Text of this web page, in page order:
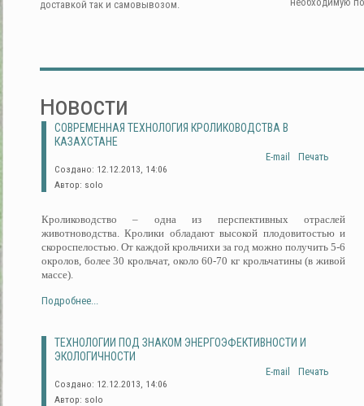
доставкой так и самовывозом.
Новости
СОВРЕМЕННАЯ ТЕХНОЛОГИЯ КРОЛИКОВОДСТВА В
КАЗАХСТАНЕ
Печать
E-mail
Создано: 12.12.2013, 14:06
Автор: solo
Кролиководство – одна из перспективных отраслей
животноводства. Кролики обладают высокой плодовитостью и
скороспелостью. От каждой крольчихи за год можно получить 5-6
окролов, более 30 крольчат, около 60-70 кг крольчатины (в живой
массе).
Подробнее...
ТЕХНОЛОГИИ ПОД ЗНАКОМ ЭНЕРГОЭФЕКТИВНОСТИ И
ЭКОЛОГИЧНОСТИ
Печать
E-mail
Создано: 12.12.2013, 14:06
Автор: solo